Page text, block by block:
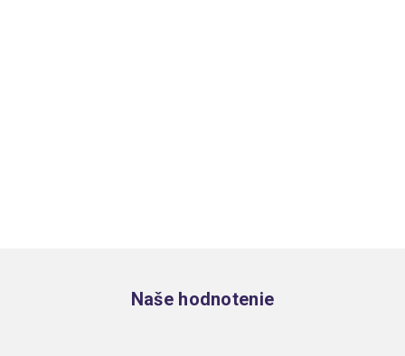
Naše hodnotenie